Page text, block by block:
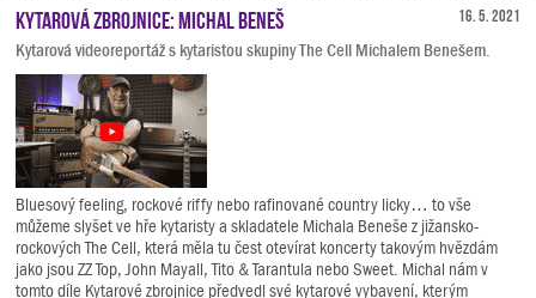
16. 5. 2021
Kytarová zbrojnice: Michal Beneš
Kytarová videoreportáž s kytaristou skupiny The Cell Michalem Benešem.
Bluesový feeling, rockové riffy nebo rafinované country licky… to vše
můžeme slyšet ve hře kytaristy a skladatele Michala Beneše z jižansko-
rockových The Cell, která měla tu čest otevírat koncerty takovým hvězdám
jako jsou ZZ Top, John Mayall, Tito & Tarantula nebo Sweet. Michal nám v
tomto díle Kytarové zbrojnice předvedl své kytarové vybavení, kterým